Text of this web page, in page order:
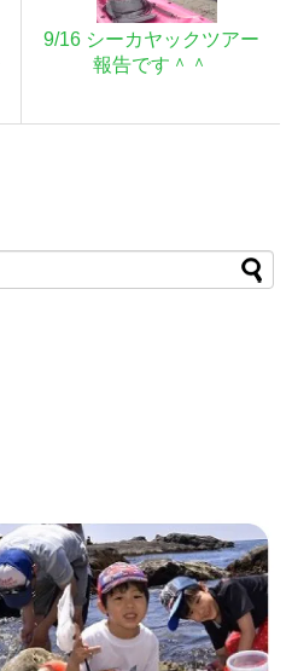
9/16 シーカヤックツアー
報告です＾＾